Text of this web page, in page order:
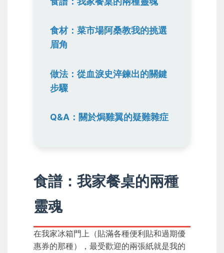
食材：菜市場阿桑教我的挑選
眉角
做法：從血淚史淬鍊出的關鍵
步驟
Q&A：關於焗雞翼的疑難雜症
食譜：我家餐桌的兩種
靈魂
在我家冰箱門上（貼滿各種便利貼和過期優
惠券的那種），最受歡迎的兩張紙就是我的